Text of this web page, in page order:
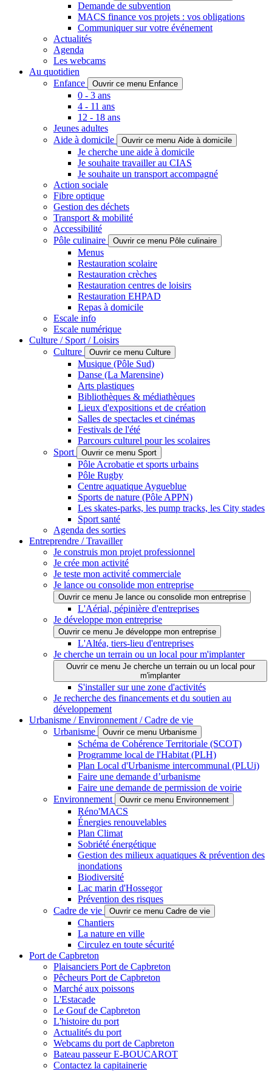
Demande de subvention
MACS finance vos projets : vos obligations
Communiquer sur votre événement
Actualités
Agenda
Les webcams
Au quotidien
Enfance
Ouvrir ce menu Enfance
0 - 3 ans
4 - 11 ans
12 - 18 ans
Jeunes adultes
Aide à domicile
Ouvrir ce menu Aide à domicile
Je cherche une aide à domicile
Je souhaite travailler au CIAS
Je souhaite un transport accompagné
Action sociale
Fibre optique
Gestion des déchets
Transport & mobilité
Accessibilité
Pôle culinaire
Ouvrir ce menu Pôle culinaire
Menus
Restauration scolaire
Restauration crèches
Restauration centres de loisirs
Restauration EHPAD
Repas à domicile
Escale info
Escale numérique
Culture / Sport / Loisirs
Culture
Ouvrir ce menu Culture
Musique (Pôle Sud)
Danse (La Marensine)
Arts plastiques
Bibliothèques & médiathèques
Lieux d'expositions et de création
Salles de spectacles et cinémas
Festivals de l'été
Parcours culturel pour les scolaires
Sport
Ouvrir ce menu Sport
Pôle Acrobatie et sports urbains
Pôle Rugby
Centre aquatique Aygueblue
Sports de nature (Pôle APPN)
Les skates-parks, les pump tracks, les City stades
Sport santé
Agenda des sorties
Entreprendre / Travailler
Je construis mon projet professionnel
Je crée mon activité
Je teste mon activité commerciale
Je lance ou consolide mon entreprise
Ouvrir ce menu Je lance ou consolide mon entreprise
L'Aérial, pépinière d'entreprises
Je développe mon entreprise
Ouvrir ce menu Je développe mon entreprise
L'Altéa, tiers-lieu d'entreprises
Je cherche un terrain ou un local pour m'implanter
Ouvrir ce menu Je cherche un terrain ou un local pour
m'implanter
S'installer sur une zone d'activités
Je recherche des financements et du soutien au
développement
Urbanisme / Environnement / Cadre de vie
Urbanisme
Ouvrir ce menu Urbanisme
Schéma de Cohérence Territoriale (SCOT)
Programme local de l'Habitat (PLH)
Plan Local d'Urbanisme intercommunal (PLUi)
Faire une demande d’urbanisme
Faire une demande de permission de voirie
Environnement
Ouvrir ce menu Environnement
Réno'MACS
Énergies renouvelables
Plan Climat
Sobriété énergétique
Gestion des milieux aquatiques & prévention des
inondations
Biodiversité
Lac marin d'Hossegor
Prévention des risques
Cadre de vie
Ouvrir ce menu Cadre de vie
Chantiers
La nature en ville
Circulez en toute sécurité
Port de Capbreton
Plaisanciers Port de Capbreton
Pêcheurs Port de Capbreton
Marché aux poissons
L'Estacade
Le Gouf de Capbreton
L'histoire du port
Actualités du port
Webcams du port de Capbreton
Bateau passeur E-BOUCAROT
Contactez la capitainerie